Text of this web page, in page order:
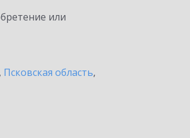
или
, Псковская область,